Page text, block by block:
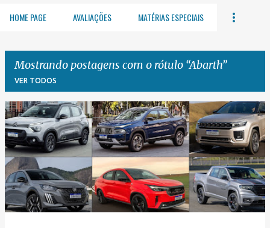
HOME PAGE AVALIAÇÕES MATÉRIAS ESPECIAIS
Mostrando postagens com o rótulo Abarth
VER TODOS
P
o
s
t
a
g